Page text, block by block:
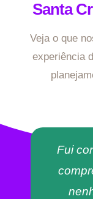
Santa
Veja o que
experiência
Fui